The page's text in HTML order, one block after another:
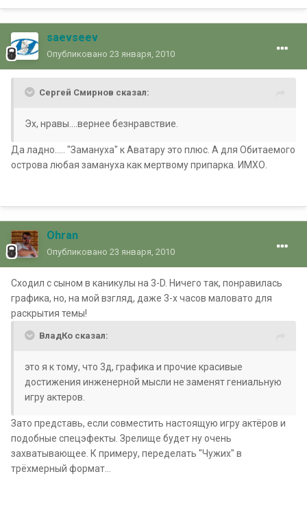
saevseev
Опубликовано 23 января, 2010
Сергей Смирнов сказал:
Эх, нравы....вернее безнравствие.
Да ладно..... "Замануха" к Аватару это плюс. А для Обитаемого
острова любая замануха как мертвому припарка. ИМХО.
Ohran
Опубликовано 23 января, 2010
Сходил с сыном в каникулы на 3-D. Ничего так, понравилась
графика, но, на мой взгляд, даже 3-х часов маловато для
раскрытия темы!
ВладКо сказал:
это я к тому, что 3д, графика и прочие красивые
достижения инженерной мысли не заменят гениальную
игру актеров.
Зато представь, если совместить настоящую игру актёров и
подобные спецэфекты. Зрелище будет ну очень
захватывающее. К примеру, переделать "Чужих" в
трёхмерный формат...